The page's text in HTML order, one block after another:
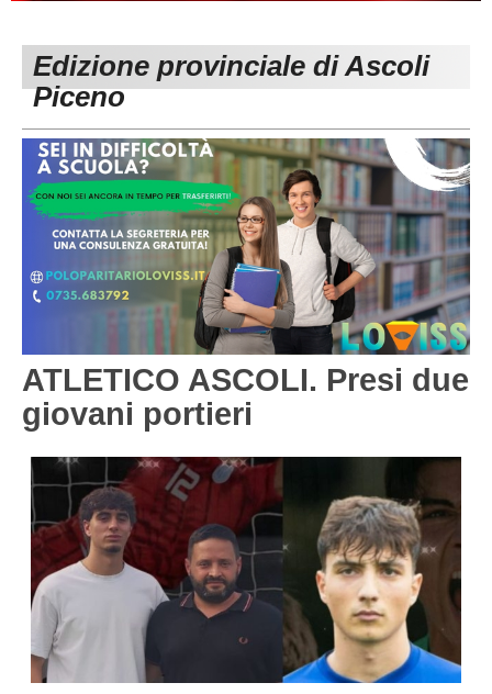
Carica la tua Rosa
1^ CATEGORIA
3^ CATEGORIA
GIOVANILI
Edizione provinciale di Ascoli
Piceno
ATLETICO ASCOLI. Presi due
giovani portieri